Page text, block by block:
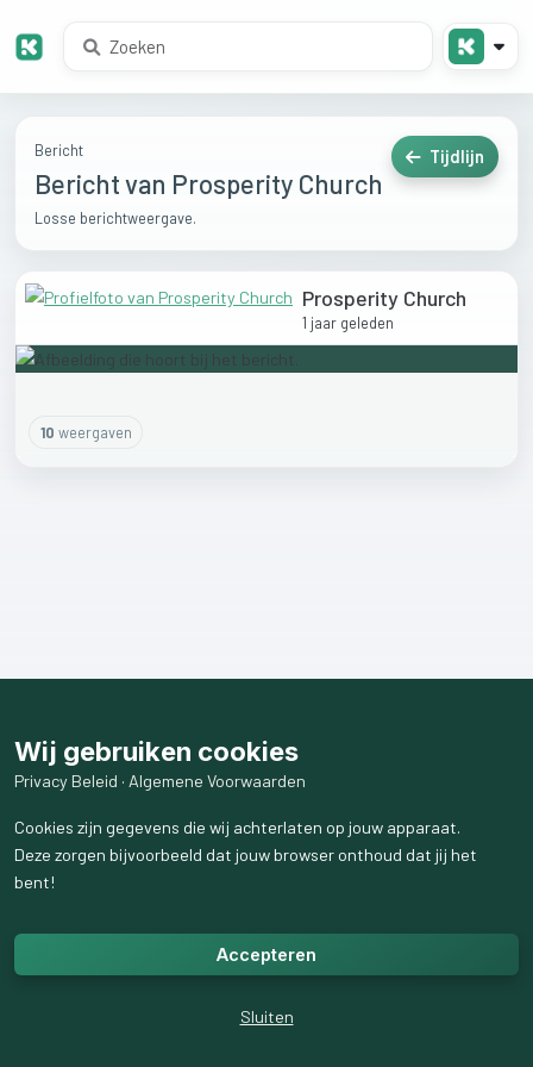
Bericht
Bericht van Prosperity Church
Losse berichtweergave.
Tijdlijn
Prosperity Church
1 jaar geleden
10 weergaven
Wij gebruiken cookies
Privacy Beleid · Algemene Voorwaarden
Cookies zijn gegevens die wij achterlaten op jouw apparaat.
Deze zorgen bijvoorbeeld dat jouw browser onthoud dat jij het
bent!
Accepteren
Sluiten